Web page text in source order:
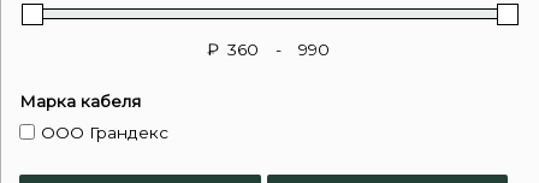
₽ -
Марка кабеля
ООО Грандекс